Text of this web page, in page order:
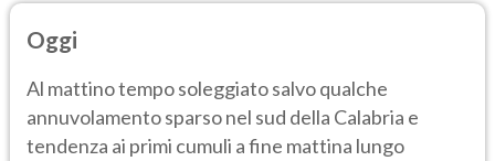
Oggi
Al mattino tempo soleggiato salvo qualche
annuvolamento sparso nel sud della Calabria e
tendenza ai primi cumuli a fine mattina lungo